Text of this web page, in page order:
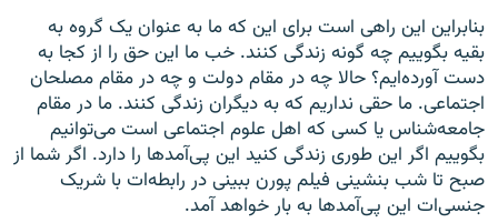
بنابراین این راهی است برای این که ما به عنوان یک گروه به
بقیه بگوییم چه گونه زندگی کنند. خب ما این حق را از کجا به
دست آورده‌ایم؟ حالا چه در مقام دولت و چه در مقام مصلحان
اجتماعی. ما حقی نداریم که به دیگران زندگی کنند. ما در مقام
جامعه‌شناس یا کسی که اهل علوم اجتماعی است می‌توانیم
بگوییم اگر این طوری زندگی کنید این پی‌آمدها را دارد. اگر شما از
صبح تا شب بنشینی فیلم پورن ببینی در رابطه‌ات با شریک
جنسی‌ات این پی‌آمدها به بار خواهد آمد.